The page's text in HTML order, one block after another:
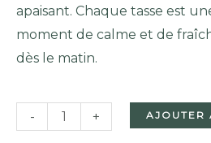
apaisant. Chaque tasse est
moment de calme et de
dès le matin.
-
QUANTITÉ
+ AJOUTER